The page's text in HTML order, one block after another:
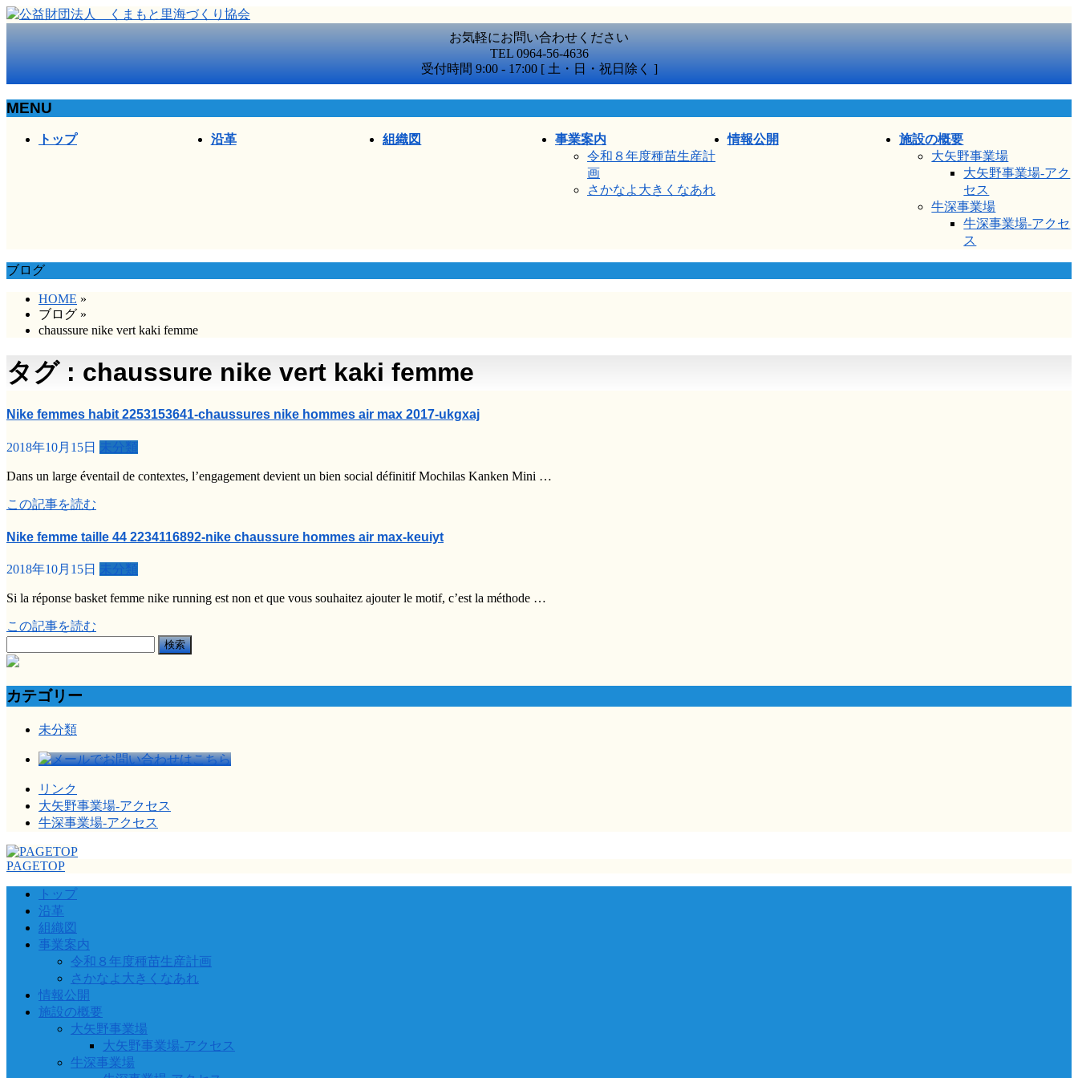
お気軽にお問い合わせください
TEL 0964-56-4636
受付時間 9:00 - 17:00 [ 土・日・祝日除く ]
MENU
トップ 沿革 組織図
事業案内
令和８年度種苗生産計
画
さかなよ大きくなあれ
情報公開
施設の概要
大矢野事業場
大矢野事業場-アク
セス
牛深事業場
牛深事業場-アクセ
ス
ブログ
HOME »
ブログ »
chaussure nike vert kaki femme
タグ : chaussure nike vert kaki femme
Nike femmes habit 2253153641-chaussures nike hommes air max 2017-ukgxaj
2018年10月15日 未分類
Dans un large éventail de contextes, l’engagement devient un bien social définitif Mochilas Kanken Mini …
この記事を読む
Nike femme taille 44 2234116892-nike chaussure hommes air max-keuiyt
2018年10月15日 未分類
Si la réponse basket femme nike running est non et que vous souhaitez ajouter le motif, c’est la méthode …
この記事を読む
索:
カテゴリー
未分類
リンク
大矢野事業場-アクセス
牛深事業場-アクセス
PAGETOP
トップ
沿革
組織図
事業案内
令和８年度種苗生産計画
さかなよ大きくなあれ
情報公開
施設の概要
大矢野事業場
大矢野事業場-アクセス
牛深事業場